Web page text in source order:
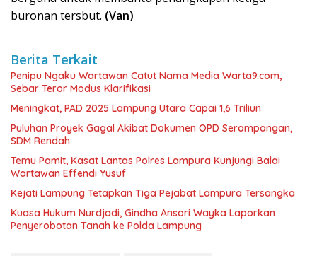
buronan tersbut. (Van)
Berita Terkait
Penipu Ngaku Wartawan Catut Nama Media Warta9.com,
Sebar Teror Modus Klarifikasi
Meningkat, PAD 2025 Lampung Utara Capai 1,6 Triliun
Puluhan Proyek Gagal Akibat Dokumen OPD Serampangan,
SDM Rendah
Temu Pamit, Kasat Lantas Polres Lampura Kunjungi Balai
Wartawan Effendi Yusuf
Kejati Lampung Tetapkan Tiga Pejabat Lampura Tersangka
Kuasa Hukum Nurdjadi, Gindha Ansori Wayka Laporkan
Penyerobotan Tanah ke Polda Lampung